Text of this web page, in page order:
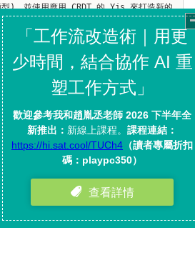
)，並使用應用 CRDT 的 Yjs 來打造新的
式之下，每則記事都有可能發生衝突。新的
衝突情況，它能合併來自不同裝置上的不同
時發生，又或有些裝置有連上網路而有些沒
輯生成更新，並傳送到伺服器。伺服器不再
，要防止另一台裝置做編輯的這種棘手狀況
只需要接收並推播這些更新給所有連結到
多位使用者，或有多台裝置的單一使用者。
許多，也就讓系統運作起來更快也更可靠。